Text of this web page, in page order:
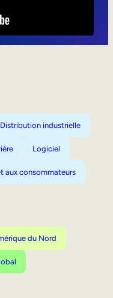
Distribution industrielle
Logiciel
aux consommateurs
du Nord